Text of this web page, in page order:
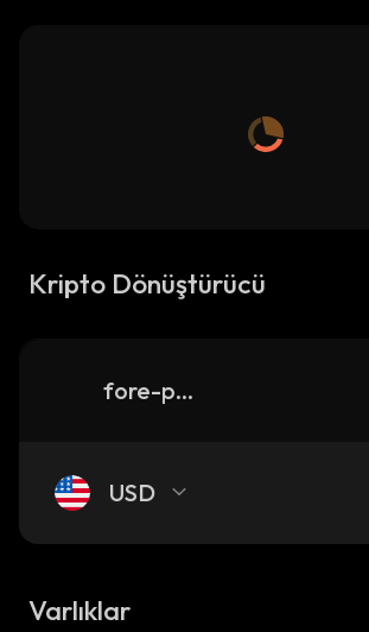
Kripto Dönüştürücü
fore-protocol
USD
Varlıklar